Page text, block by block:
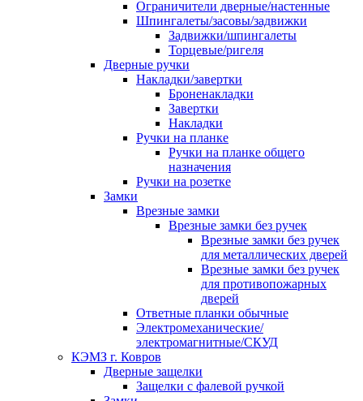
Ограничители дверные/настенные
Шпингалеты/засовы/задвижки
Задвижки/шпингалеты
Торцевые/ригеля
Дверные ручки
Накладки/завертки
Броненакладки
Завертки
Накладки
Ручки на планке
Ручки на планке общего
назначения
Ручки на розетке
Замки
Врезные замки
Врезные замки без ручек
Врезные замки без ручек
для металлических дверей
Врезные замки без ручек
для противопожарных
дверей
Ответные планки обычные
Электромеханические/
электромагнитные/СКУД
КЭМЗ г. Ковров
Дверные защелки
Защелки с фалевой ручкой